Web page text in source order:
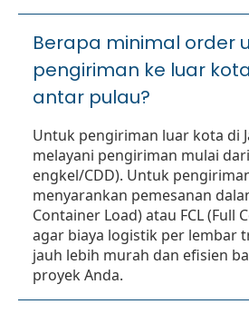
Berapa minimal order
pengiriman ke luar
antar pulau?
Untuk pengiriman luar kota di
melayani pengiriman mulai
engkel/CDD). Untuk
menyarankan pemesanan
Container Load) atau FCL (Full
agar biaya logistik per lembar
jauh lebih murah dan efisien
proyek Anda.